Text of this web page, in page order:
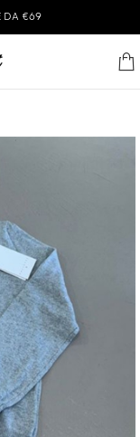
DA €69